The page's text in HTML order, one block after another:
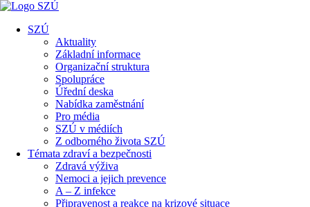
SZÚ
Aktuality
Základní informace
Organizační struktura
Spolupráce
Úřední deska
Nabídka zaměstnání
Pro média
SZÚ v médiích
Z odborného života SZÚ
Témata zdraví a bezpečnosti
Zdravá výživa
Nemoci a jejich prevence
A – Z infekce
Připravenost a reakce na krizové situace